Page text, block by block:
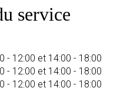
service
- 12:00 et 14:00 - 18:00
- 12:00 et 14:00 - 18:00
- 12:00 et 14:00 - 18:00